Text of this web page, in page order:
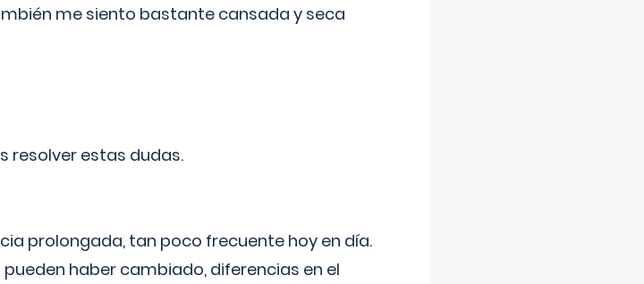
me siento bastante cansada y seca
resolver estas dudas.
prolongada, tan poco frecuente hoy en día.
haber cambiado, diferencias en el